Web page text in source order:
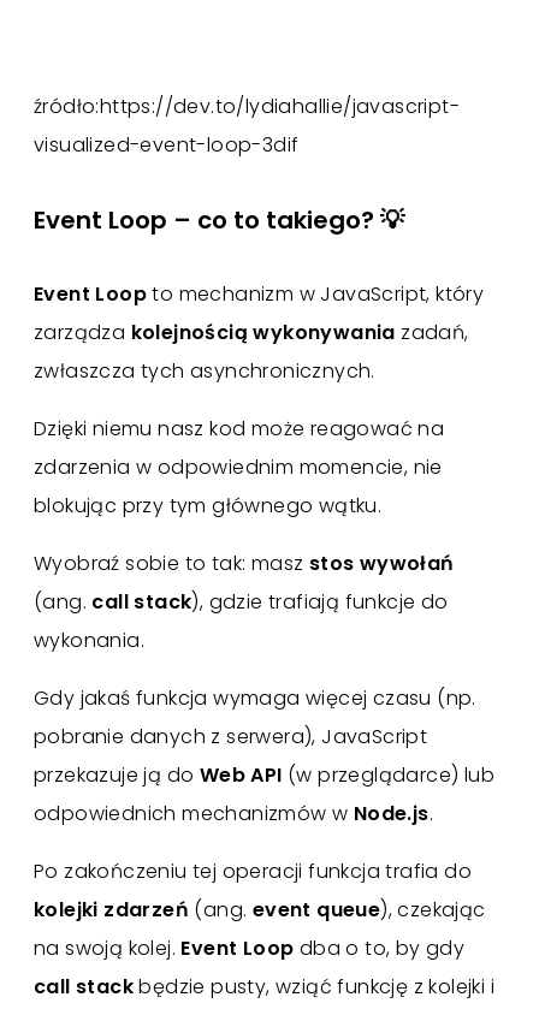
źródło:https://dev.to/lydiahallie/javascript-
visualized-event-loop-3dif
Event Loop – co to takiego? 💡
Event Loopto mechanizm w JavaScript, który
zarządza kolejnością wykonywania zadań,
zwłaszcza tych asynchronicznych.
Dzięki niemu nasz kod może reagować na
zdarzenia w odpowiednim momencie, nie
blokując przy tym głównego wątku.
Wyobraź sobie to tak: masz stos wywołań
(ang. call stack), gdzie trafiają funkcje do
wykonania.
Gdy jakaś funkcja wymaga więcej czasu (np.
pobranie danych z serwera), JavaScript
przekazuje ją do Web API (w przeglądarce) lub
odpowiednich mechanizmów w Node.js.
Po zakończeniu tej operacji funkcja trafia do
kolejki zdarzeń (ang. event queue), czekając
na swoją kolej. Event Loop dba o to, by gdy
call stackbędzie pusty, wziąć funkcję z kolejki i